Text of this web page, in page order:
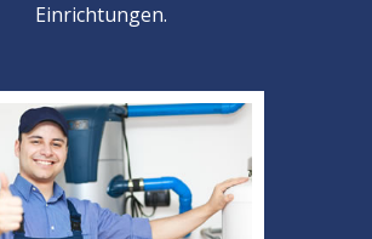
Einrichtungen.